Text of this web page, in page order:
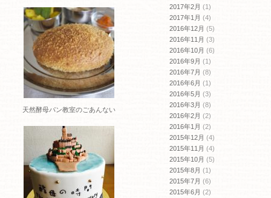
天然酵母パン教室のごあんない
2017年2月 (1)
2017年1月 (4)
2016年12月 (5)
2016年11月 (3)
2016年10月 (6)
2016年9月 (1)
2016年7月 (8)
2016年6月 (1)
2016年5月 (3)
2016年3月 (8)
2016年2月 (2)
2016年1月 (2)
2015年12月 (4)
2015年11月 (4)
2015年10月 (5)
2015年8月 (1)
2015年7月 (6)
2015年6月 (2)